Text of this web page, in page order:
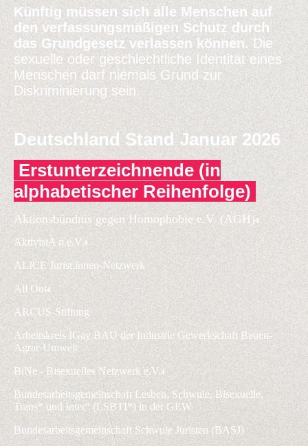
Künftig müssen sich alle Menschen auf
den verfassungsmäßigen Schutz durch
das Grundgesetz verlassen können. Die
sexuelle oder geschlechtliche Identität eines
Menschen darf niemals Grund zur
Diskriminierung sein.
Deutschland Stand Januar 2026
Erstunterzeichnende (in
alphabetischer Reihenfolge)
Aktionsbündnis gegen Homophobie e.V. (AGH)4
AktivistA n.e.V.4
ALICE Jurist:innen-Netzwerk
All Out4
ARCUS-Stiftung
Arbeitskreis IGay BAU der Industrie Gewerkschaft Bauen-
Agrar-Umwelt
BiNe - Bisexuelles Netzwerk e.V.4
Bundesarbeitsgemeinschaft Lesben, Schwule, Bisexuelle,
Trans* und Inter“ (LSBTI*) in der GEW
Bundesarbeitsgemeinschaft Schwule Juristen (BASJ)